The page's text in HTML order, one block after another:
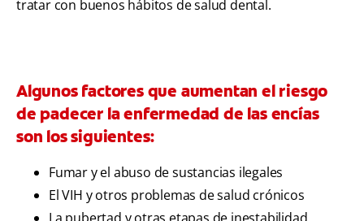
tratar con buenos hábitos de salud dental.
Algunos factores que aumentan el riesgo
de padecer la enfermedad de las encías
son los siguientes:
Fumar y el abuso de sustancias ilegales
El VIH y otros problemas de salud crónicos